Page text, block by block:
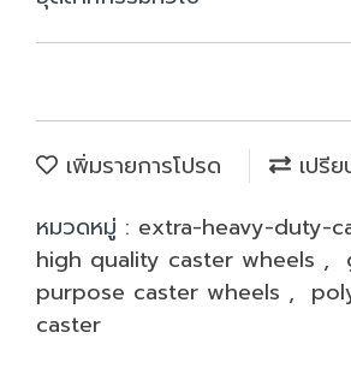
เพิ่มรายการโปรด
เปรี
หมวดหมู่ : extra-heavy-duty-
high quality caster wheels ,
purpose caster wheels ,
caster